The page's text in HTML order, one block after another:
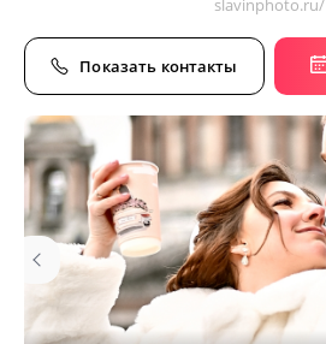
slavinphoto.ru/
Показать контакты